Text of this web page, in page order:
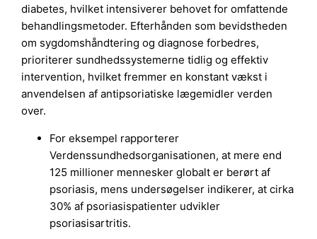
diabetes, hvilket intensiverer behovet for omfattende
behandlingsmetoder. Efterhånden som bevidstheden
om sygdomshåndtering og diagnose forbedres,
prioriterer sundhedssystemerne tidlig og effektiv
intervention, hvilket fremmer en konstant vækst i
anvendelsen af antipsoriatiske lægemidler verden
over.
For eksempel rapporterer
Verdenssundhedsorganisationen, at mere end
125 millioner mennesker globalt er berørt af
psoriasis, mens undersøgelser indikerer, at cirka
30% af psoriasispatienter udvikler
psoriasisartritis.